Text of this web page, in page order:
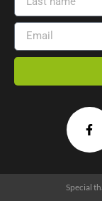
Special